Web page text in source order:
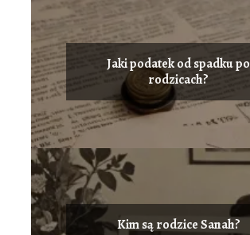
Jaki podatek od spadku po
rodzicach?
Kim są rodzice Sanah?